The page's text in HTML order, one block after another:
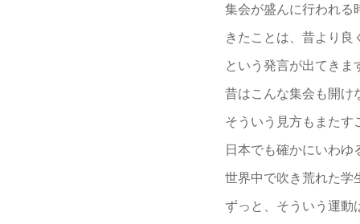
集会が盛んに行われる
きたことは、昔より良
という発言が出てきま
昔はこんな集会も開け
そういう見方もまた
日本でも確かにいわゆ
世界中で吹き荒れた学
ずっと、そういう運動